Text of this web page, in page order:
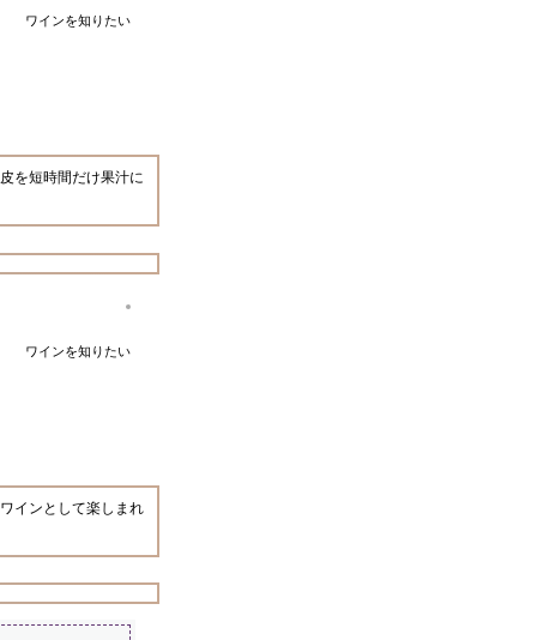
ワインを知りたい
を短時間だけ果汁に
ワインを知りたい
インとして楽しまれ